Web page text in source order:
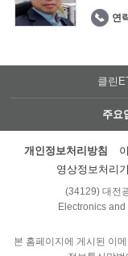
연
클린
주요
개인정보처리방침
영상정보처리
(34129) 대전
Electronics
본 홈페이지에 게시된 이